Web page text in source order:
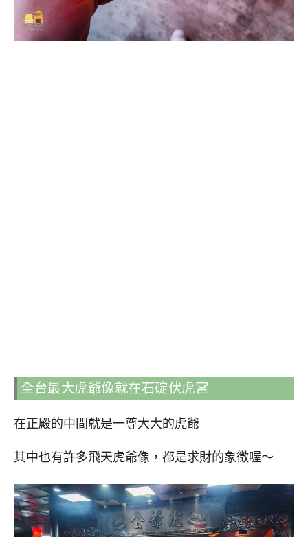
全台最大虎爺像就在石碇伏虎宮
在正殿的中間就是一尊大大的虎爺
其中也有許多飛天虎爺像，都是求財的象徵喔～